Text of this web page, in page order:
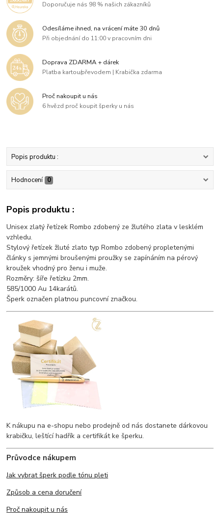
Doporučuje nás 98 % našich zákazníků
Odesíláme ihned, na vrácení máte 30 dnů
Při objednání do 11:00 v pracovním dni
Doprava ZDARMA + dárek
Platba kartou/převodem | Krabička zdarma
Proč nakoupit u nás
6 hvězd proč koupit šperky u nás
Popis produktu :
Hodnocení 0
Popis produktu :
Unisex zlatý řetízek Rombo zdobený ze žlutého zlata v lesklém
vzhledu.
Stylový řetízek žluté zlato typ Rombo zdobený propletenými
články s jemnými broušenými proužky se zapínáním na pérový
kroužek vhodný pro ženu i muže.
Rozměry: šíře řetízku 2mm.
585/1000 Au 14karátů.
Šperk označen platnou puncovní značkou.
K nákupu na e-shopu nebo prodejně od nás dostanete dárkovou
krabičku, leštící hadřík a certifikát ke šperku.
Průvodce nákupem
Jak vybrat šperk podle tónu pleti
Způsob a cena doručení
Proč nakoupit u nás